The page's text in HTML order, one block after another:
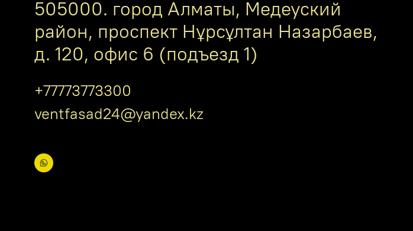
505000. город Алматы, Медеуский
район, проспект Нұрсұлтан Назарбаев,
д. 120, офис 6 (подъезд 1)
+77773773300
ventfasad24@yandex.kz